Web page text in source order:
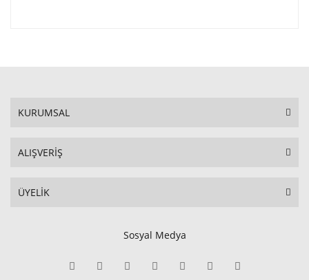
KURUMSAL
ALIŞVERİŞ
ÜYELİK
Sosyal Medya